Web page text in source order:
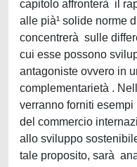
capitolo affronterà il
alle pià¹ solide norme
concentrerà sulle
cui esse possono
antagoniste ovvero in
complementarietà .
verranno forniti
del commercio
allo sviluppo
tale proposito, sarà